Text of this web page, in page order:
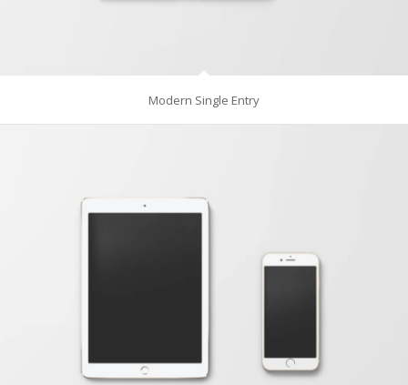
Modern Single Entry